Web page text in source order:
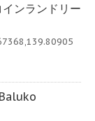
ンランドリー